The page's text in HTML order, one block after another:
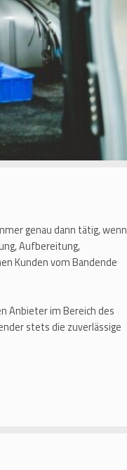
genau dann tätig, wenn
Aufbereitung,
Kunden vom Bandende
Anbieter im Bereich des
stets die zuverlässige